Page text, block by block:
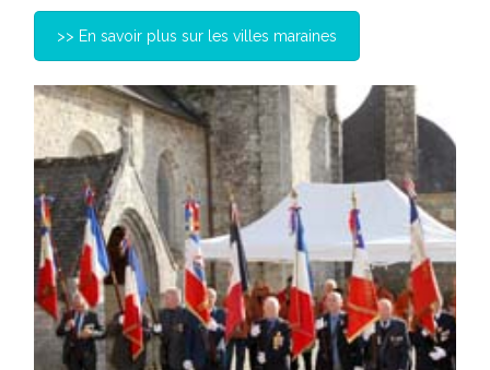
>> En savoir plus sur les villes maraines